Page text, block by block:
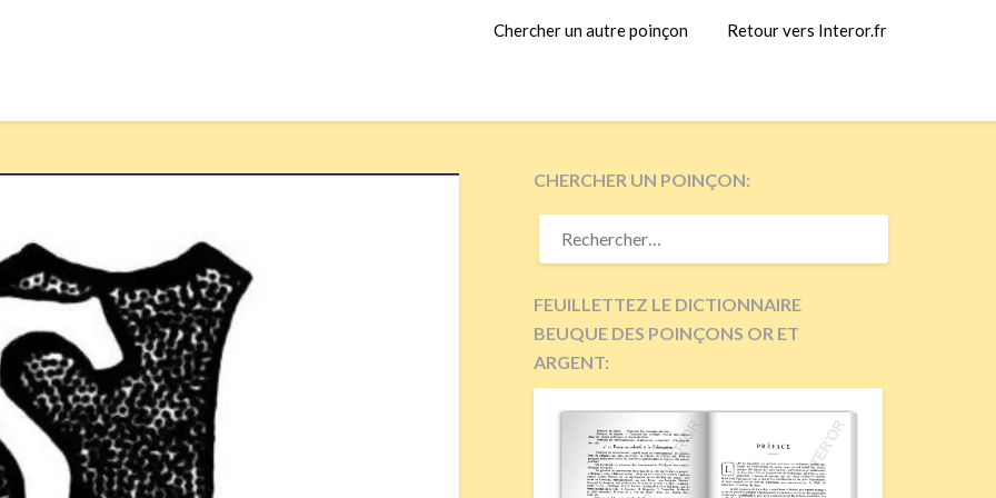
Chercher un autre poinçon Retour vers Interor.fr
CHERCHER UN POINÇON:
RECHERCHER :
FEUILLETTEZ LE DICTIONNAIRE
BEUQUE DES POINÇONS OR ET
ARGENT: